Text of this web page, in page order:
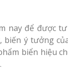
nay để được
biến ý tưởng
biển hiệu